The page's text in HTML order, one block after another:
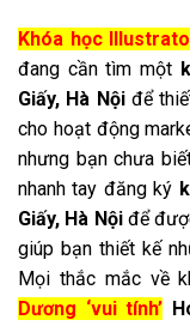
Khóa học
đang cần tìm một
Giấy, Hà Nộiđể
cho hoạt động
nhưng bạn chưa
nhanh tay đăng ký
Giấy, Hà Nộiđể
giúp bạn thiết kế
Mọi thắc mắc về
Dương ‘vui tính’